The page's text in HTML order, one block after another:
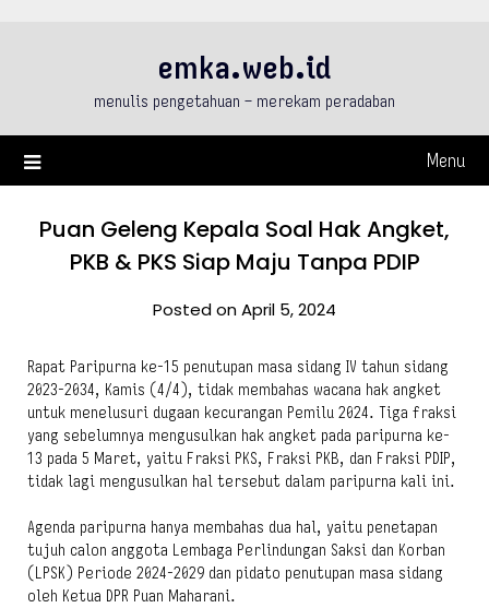
emka.web.id
menulis pengetahuan – merekam peradaban
Menu
Puan Geleng Kepala Soal Hak Angket,
PKB & PKS Siap Maju Tanpa PDIP
Posted on April 5, 2024
Rapat Paripurna ke-15 penutupan masa sidang IV tahun sidang
2023-2034, Kamis (4/4), tidak membahas wacana hak angket
untuk menelusuri dugaan kecurangan Pemilu 2024. Tiga fraksi
yang sebelumnya mengusulkan hak angket pada paripurna ke-
13 pada 5 Maret, yaitu Fraksi PKS, Fraksi PKB, dan Fraksi PDIP,
tidak lagi mengusulkan hal tersebut dalam paripurna kali ini.
Agenda paripurna hanya membahas dua hal, yaitu penetapan
tujuh calon anggota Lembaga Perlindungan Saksi dan Korban
(LPSK) Periode 2024-2029 dan pidato penutupan masa sidang
oleh Ketua DPR Puan Maharani.